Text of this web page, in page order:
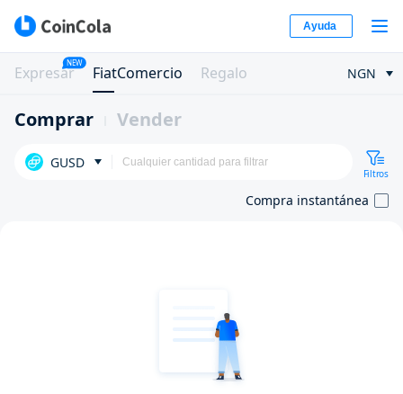
Ayuda
Expresar
NEW
FiatComercio Regalo NGN
Comprar Vender
GUSD
Filtros
Compra instantánea